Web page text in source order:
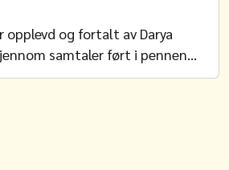
opplevd og fortalt av Darya
samtaler ført i pennen…